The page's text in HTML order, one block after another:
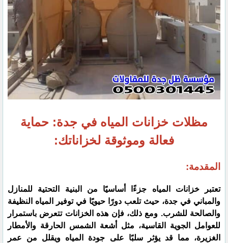
مظلات خزانات المياه في جدة: حماية
فعالة وموثوقة لخزاناتك:
المقدمة:
تعتبر خزانات المياه جزءًا أساسيًا من البنية التحتية للمنازل
والمباني في جدة، حيث تلعب دورًا حيويًا في توفير المياه النظيفة
والصالحة للشرب. ومع ذلك، فإن هذه الخزانات تتعرض باستمرار
للعوامل الجوية القاسية، مثل أشعة الشمس الحارقة والأمطار
الغزيرة، مما قد يؤثر سلبًا على جودة المياه ويقلل من عمر